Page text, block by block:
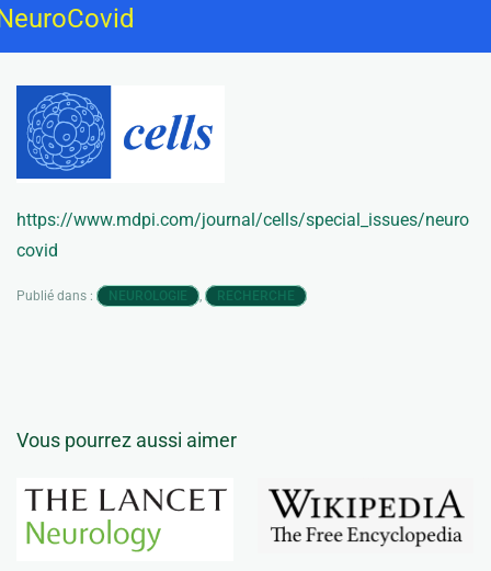
https://www.mdpi.com/journal/cells/special_issues/neuro
covid
Publié dans : NEUROLOGIE , RECHERCHE
Vous pourrez aussi aimer